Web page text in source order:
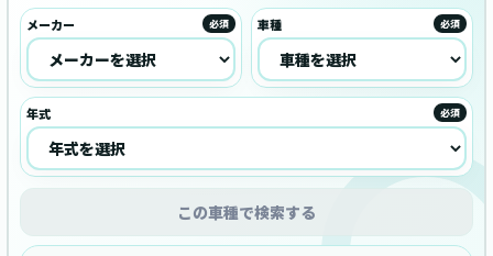
メーカー 必須 車種 必須
年式 必須
この車種で検索する